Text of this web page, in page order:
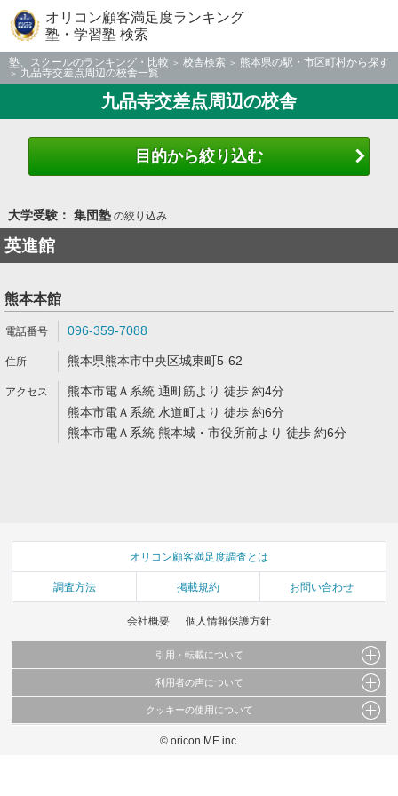
オリコン顧客満足度ランキング
塾・学習塾 検索
塾、スクールのランキング・比較 校舎検索
熊本県の駅・市区町村から探す
九品寺交差点周辺の校舎一覧
九品寺交差点周辺の校舎
目的から絞り込む
大学受験： 集団塾の絞り込み
英進館
熊本本館
096-359-7088
熊本県熊本市中央区城東町5-62
熊本市電Ａ系統 通町筋より 徒歩 約4分
熊本市電Ａ系統 水道町より 徒歩 約6分
熊本市電Ａ系統 熊本城・市役所前より 徒歩 約6分
オリコン顧客満足度調査とは
調査方法 掲載規約 お問い合わせ
会社概要 個人情報保護方針
引用・転載について
当サイトで公開されている情報（文字、写真、イラスト、画像データ等）及びこれらの配
これらの情報を権利者の許可なく無断転載・複製などの二次利用を行うことは固く禁じて
利用者の声について
当サイトに掲載している内容はすべてサービスの利用者が提出された見解・感想です。
弊社の見解・ 意見ではないことをご理解いただいた上でご覧ください。
クッキーの使用について
このサイトでは Cookie を使用して、ユーザーに合わせたコンテンツや広告の表示、ソー
© oricon ME inc.